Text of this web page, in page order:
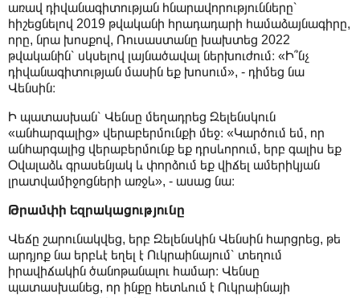
առավ դիվանագիտության հնարավորությունները՝
հիշեցնելով 2019 թվականի հրադադարի համաձայնագիրը,
որը, նրա խոսքով, Ռուսաստանը խախտեց 2022
թվականին՝ սկսելով լայնածավալ ներխուժում։ «Ի՞նչ
դիվանագիտության մասին եք խոսում», - դիմեց նա
Վենսին։
Ի պատասխան՝ Վենսը մեղադրեց Զելենսկուն
«անհարգալից» վերաբերմունքի մեջ։ «Կարծում եմ, որ
անհարգալից վերաբերմունք եք դրսևորում, երբ գալիս եք
Օվալաձև գրասենյակ և փորձում եք վիճել ամերիկյան
լրատվամիջոցների առջև», - ասաց նա։
Թրամփի եզրակացությունը
Վեճը շարունակվեց, երբ Զելենսկին Վենսին հարցրեց, թե
արդյոք նա երբևէ եղել է Ուկրաինայում՝ տեղում
իրավիճակին ծանոթանալու համար։ Վենսը
պատասխանեց, որ ինքը հետևում է Ուկրաինայի